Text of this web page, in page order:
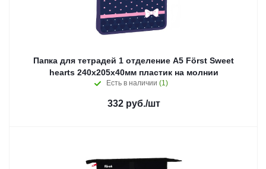
Папка для тетрадей 1 отделение А5 Först Sweet
hearts 240х205х40мм пластик на молнии
Есть в наличии (1)
332руб./шт